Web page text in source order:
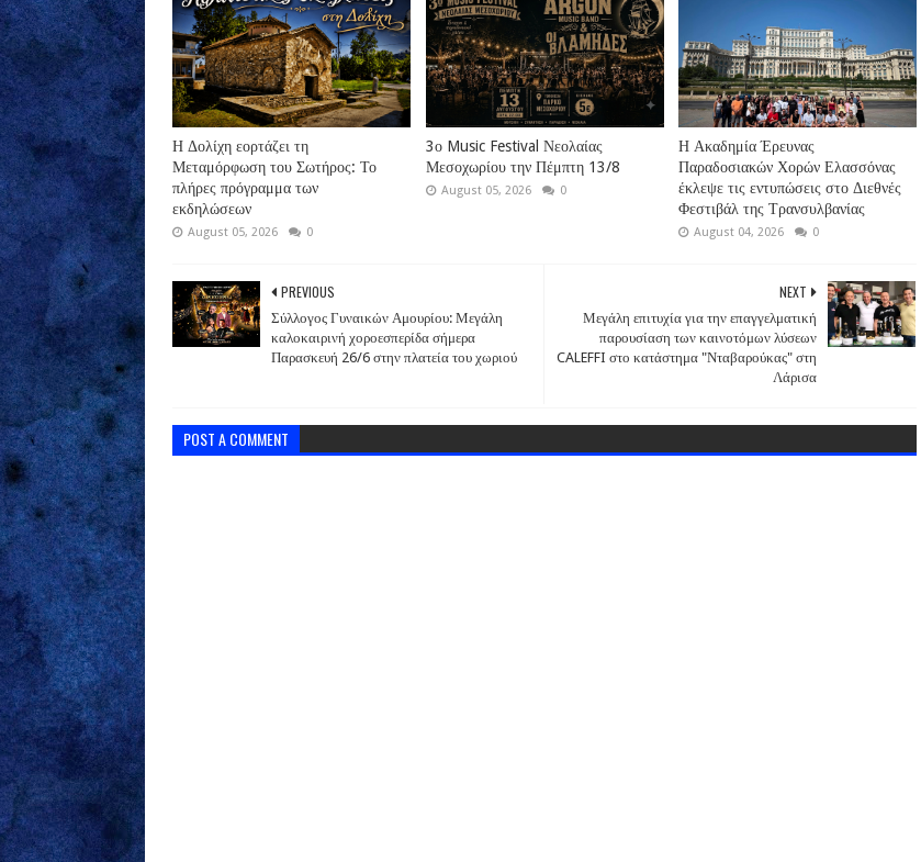
Η Δολίχη εορτάζει τη
Μεταμόρφωση του Σωτήρος: Το
πλήρες πρόγραμμα των
εκδηλώσεων
August 05, 2026 0
3ο Music Festival Νεολαίας
Μεσοχωρίου την Πέμπτη 13/8
August 05, 2026 0
Η Ακαδημία Έρευνας
Παραδοσιακών Χορών Ελασσόνας
έκλεψε τις εντυπώσεις στο Διεθνές
Φεστιβάλ της Τρανσυλβανίας
August 04, 2026 0
NEXT
Μεγάλη επιτυχία για την επαγγελματική
παρουσίαση των καινοτόμων λύσεων
CALEFFI στο κατάστημα "Νταβαρούκας" στη
Λάρισα
PREVIOUS
Σύλλογος Γυναικών Αμουρίου: Μεγάλη
καλοκαιρινή χοροεσπερίδα σήμερα
Παρασκευή 26/6 στην πλατεία του χωριού
POST A COMMENT